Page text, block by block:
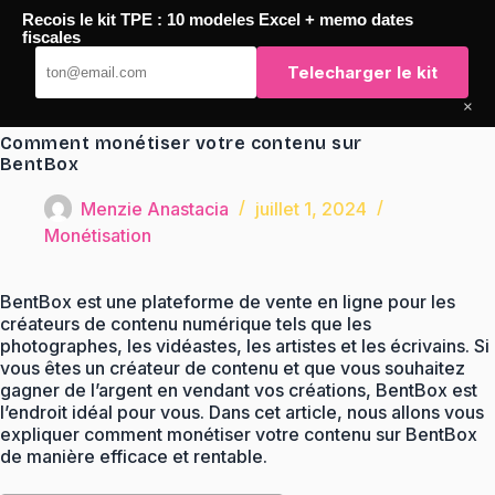
Passer
contenu
TaqTaq
Comment monétiser votre contenu sur
BentBox
Menzie Anastacia
juillet 1, 2024
Monétisation
BentBox est une plateforme de vente en ligne pour les
créateurs de contenu numérique tels que les
photographes, les vidéastes, les artistes et les écrivains. Si
vous êtes un créateur de contenu et que vous souhaitez
gagner de l’argent en vendant vos créations, BentBox est
l’endroit idéal pour vous. Dans cet article, nous allons vous
expliquer comment monétiser votre contenu sur BentBox
de manière efficace et rentable.
Recois le kit TPE : 10 modeles Excel + memo dates
fiscales
Telecharger le kit
×